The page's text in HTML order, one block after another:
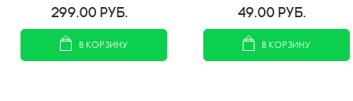
25шт
299.00 руб.
В КОРЗИНУ
49.00 руб.
В КОРЗИНУ